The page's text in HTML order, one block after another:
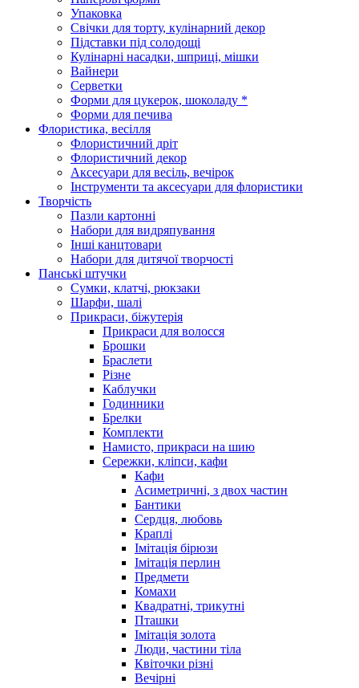
Упаковка
Свічки для торту, кулінарний декор
Підставки під солодощі
Кулінарні насадки, шприці, мішки
Вайнери
Серветки
Форми для цукерок, шоколаду *
Форми для печива
Флористика, весілля
Флористичний дріт
Флористичний декор
Аксесуари для весіль, вечірок
Інструменти та аксесуари для флористики
Творчість
Пазли картонні
Набори для видряпування
Інші канцтовари
Набори для дитячої творчості
Панські штучки
Сумки, клатчі, рюкзаки
Шарфи, шалі
Прикраси, біжутерія
Прикраси для волосся
Брошки
Браслети
Різне
Каблучки
Годинники
Брелки
Комплекти
Намисто, прикраси на шию
Сережки, кліпси, кафи
Кафи
Асиметричні, з двох частин
Бантики
Сердця, любовь
Краплі
Імітація бірюзи
Імітація перлин
Предмети
Комахи
Квадратні, трикутні
Пташки
Імітація золота
Люди, частини тіла
Квіточки різні
Вечірні